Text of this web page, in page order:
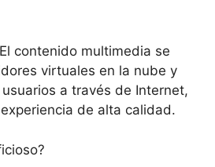
contenido multimedia se
virtuales en la nube y
a través de Internet,
de alta calidad.